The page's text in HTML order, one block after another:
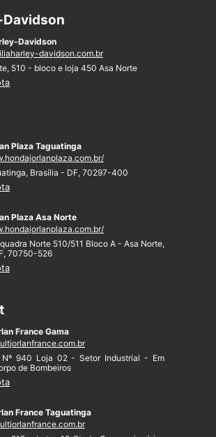
Davidson
davidson.com.br
510 - bloco e loja 450 Asa Norte
Plaza Taguatinga
Brasília - DF, 70297-400
Plaza Asa Norte
Norte 510/511 Bloco A - Asa Norte,
70750-526
France Gama
Nº 940 Loja 02 - Setor Industrial - Em
de Bombeiros
France Taguatinga